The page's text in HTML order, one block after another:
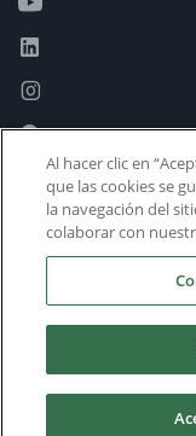
Al hacer clic en
que las cookies se
la navegación del
colaborar con